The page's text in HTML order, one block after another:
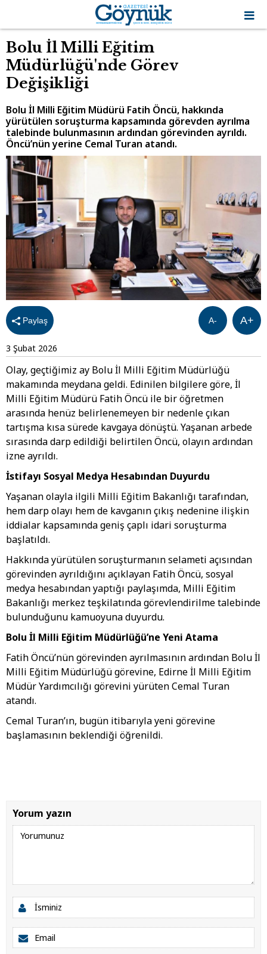
Bolu İl Milli Eğitim
Müdürlüğü'nde Görev
Değişikliği
Bolu İl Milli Eğitim Müdürü Fatih Öncü, hakkında
yürütülen soruşturma kapsamında görevden ayrılma
talebinde bulunmasının ardından görevinden ayrıldı.
Öncü’nün yerine Cemal Turan atandı.
Paylaş A+
A-
3 Şubat 2026
Olay, geçtiğimiz ay Bolu İl Milli Eğitim Müdürlüğü
makamında meydana geldi. Edinilen bilgilere göre, İl
Milli Eğitim Müdürü Fatih Öncü ile bir öğretmen
arasında henüz belirlenemeyen bir nedenle çıkan
tartışma kısa sürede kavgaya dönüştü. Yaşanan arbede
sırasında darp edildiği belirtilen Öncü, olayın ardından
izne ayrıldı.
İstifayı Sosyal Medya Hesabından Duyurdu
Yaşanan olayla ilgili Milli Eğitim Bakanlığı tarafından,
hem darp olayı hem de kavganın çıkış nedenine ilişkin
iddialar kapsamında geniş çaplı idari soruşturma
başlatıldı.
Hakkında yürütülen soruşturmanın selameti açısından
görevinden ayrıldığını açıklayan Fatih Öncü, sosyal
medya hesabından yaptığı paylaşımda, Milli Eğitim
Bakanlığı merkez teşkilatında görevlendirilme talebinde
bulunduğunu kamuoyuna duyurdu.
Bolu İl Milli Eğitim Müdürlüğü’ne Yeni Atama
Fatih Öncü’nün görevinden ayrılmasının ardından Bolu İl
Milli Eğitim Müdürlüğü görevine, Edirne İl Milli Eğitim
Müdür Yardımcılığı görevini yürüten Cemal Turan
atandı.
Cemal Turan’ın, bugün itibarıyla yeni görevine
başlamasının beklendiği öğrenildi.
Yorum yazın